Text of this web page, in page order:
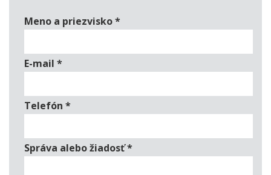
Meno a priezvisko*
E-mail *
Telefón *
Správa alebo žiadosť*